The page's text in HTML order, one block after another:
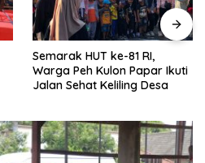
Semarak HUT ke-81 RI,
Warga Peh Kulon Papar Ikuti
Jalan Sehat Keliling Desa